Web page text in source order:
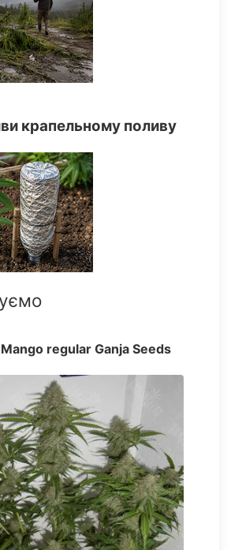
крапельному поливу
regular Ganja Seeds